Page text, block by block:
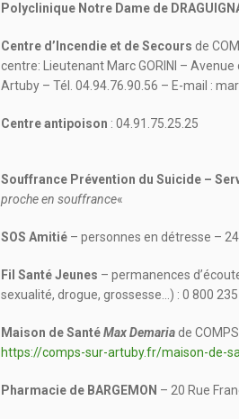
Polyclinique Notre Dame de
Centre d’Incendie et de Secours de
centre: Lieutenant Marc GORINI –
Artuby – Tél. 04.94.76.90.56 – E-mail :
Centre antipoison : 04.91.75.25.25
Souffrance Prévention du Suicide –
proche en souffrance«
SOS Amitié – personnes en détresse –
Fil Santé Jeunes – permanences
sexualité, drogue, grossesse…) : 0 800
Maison de SantéMax Demariade
https://comps-sur-artuby.fr/maison-de-
Pharmacie de BARGEMON – 20 Rue